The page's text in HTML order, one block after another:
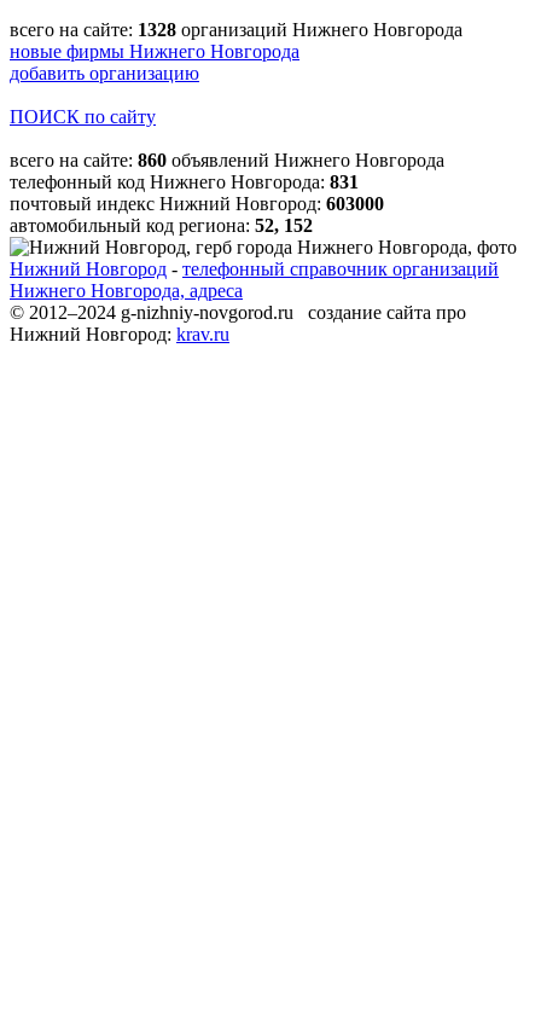
всего на сайте: 1328 организаций Нижнего Новгорода
новые фирмы Нижнего Новгорода
добавить организацию
ПОИСК по сайту
всего на сайте: 860 объявлений Нижнего Новгорода
телефонный код Нижнего Новгорода: 831
почтовый индекс Нижний Новгород: 603000
автомобильный код региона: 52, 152
Нижний Новгород - телефонный справочник организаций
Нижнего Новгорода, адреса
© 2012–2024 g-nizhniy-novgorod.ru создание сайта про
Нижний Новгород: krav.ru